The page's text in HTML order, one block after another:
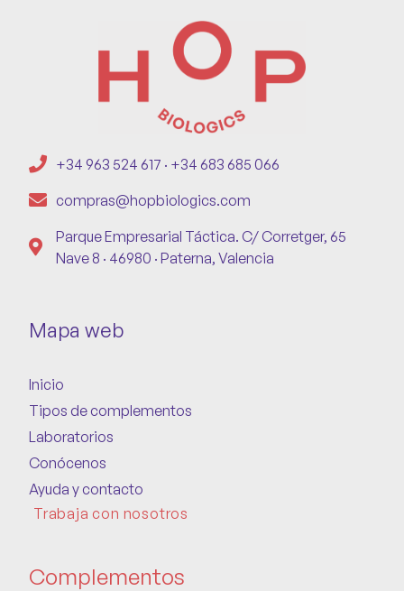
+34 963 524 617 · +34 683 685 066
compras@hopbiologics.com
Parque Empresarial Táctica. C/ Corretger, 65
Nave 8 · 46980 · Paterna, Valencia
Mapa web
Inicio
Tipos de complementos
Laboratorios
Conócenos
Ayuda y contacto
Trabaja con nosotros
Complementos